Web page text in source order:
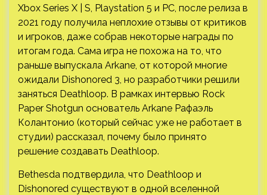
Xbox Series X | S, Playstation 5 и PC, после релиза в
2021 году получила неплохие отзывы от критиков
и игроков, даже собрав некоторые награды по
итогам года. Сама игра не похожа на то, что
раньше выпускала Arkane, от которой многие
ожидали Dishonored 3, но разработчики решили
заняться Deathloop. В рамках интервью Rock
Paper Shotgun основатель Arkane Рафаэль
Колантонио (который сейчас уже не работает в
студии) рассказал, почему было принято
решение создавать Deathloop.
Bethesda подтвердила, что Deathloop и
Dishonored существуют в одной вселенной